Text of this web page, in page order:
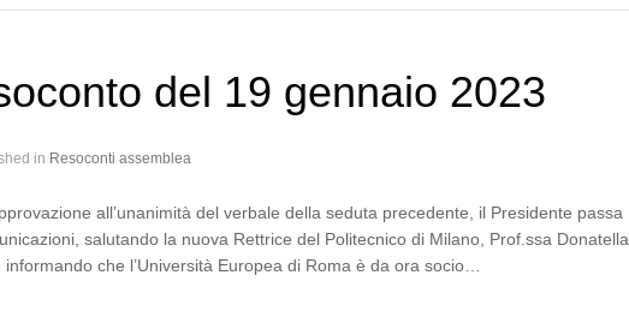
del 19 gennaio 2023
in Resoconti assemblea
all’unanimità del verbale della seduta precedente, il Presidente passa
salutando la nuova Rettrice del Politecnico di Milano, Prof.ssa Donatella
informando che l’Università Europea di Roma è da ora socio…